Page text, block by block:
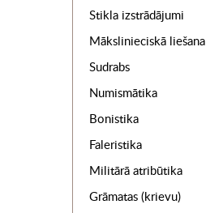
Stikla izstrādājumi
Mākslinieciskā liešana
Sudrabs
Numismātika
Bonistika
Faleristika
Militārā atribūtika
Grāmatas (krievu)